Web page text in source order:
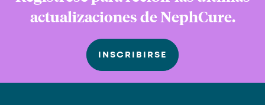
actualizaciones de NephCure.
INSCRIBIRSE